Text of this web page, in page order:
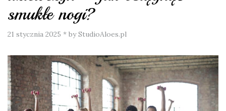
smukłe nogi?
21 stycznia 2025 * by StudioAloes.pl